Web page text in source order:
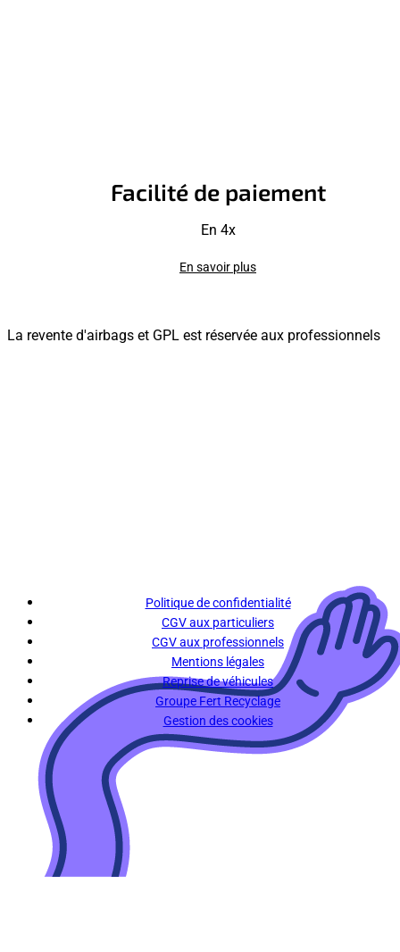
Facilité de paiement
En 4x
En savoir plus
La revente d'airbags et GPL est réservée aux professionnels
Politique de confidentialité
CGV aux particuliers
CGV aux professionnels
Mentions légales
Reprise de véhicules
Groupe Fert Recyclage
Gestion des cookies